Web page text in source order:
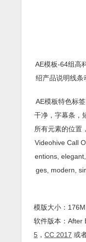
AE模板-64组高
绍产品说明线条
AE模板特色标
干净，字幕条，
所有元素的位置
Videohive Call
entions,
ges, modern,
模版大小：176M
软件版本： After
5 ， CC 2017 或